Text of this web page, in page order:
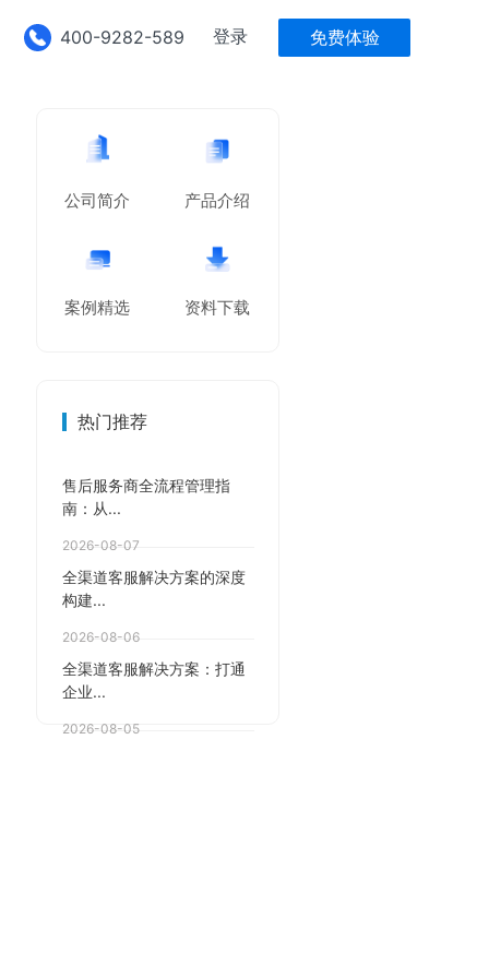
400-9282-589 登录 免费体验
公司简介 产品介绍
案例精选 资料下载
热门推荐
售后服务商全流程管理指
南：从...
2026-08-07
全渠道客服解决方案的深度
构建...
2026-08-06
全渠道客服解决方案：打通
企业...
2026-08-05